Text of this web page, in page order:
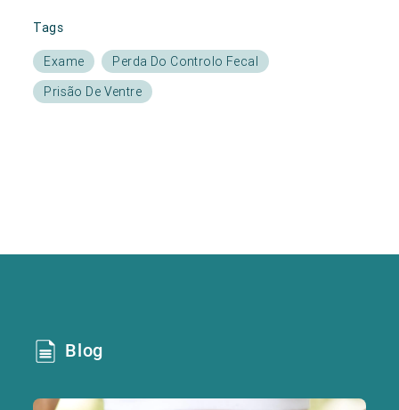
Tags
Exame
Perda Do Controlo Fecal
Prisão De Ventre
Blog